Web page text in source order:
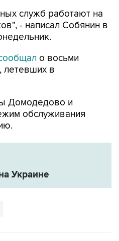
служб работают на
- написал Собянин в
о восьми
летевших в
Домодедово и
обслуживания
Украине